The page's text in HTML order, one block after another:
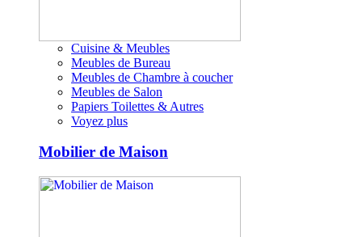
Cuisine & Meubles
Meubles de Bureau
Meubles de Chambre à coucher
Meubles de Salon
Papiers Toilettes & Autres
Voyez plus
Mobilier de Maison